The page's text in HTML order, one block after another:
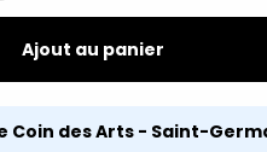
Ajout au panier
Coin des Arts - Saint-